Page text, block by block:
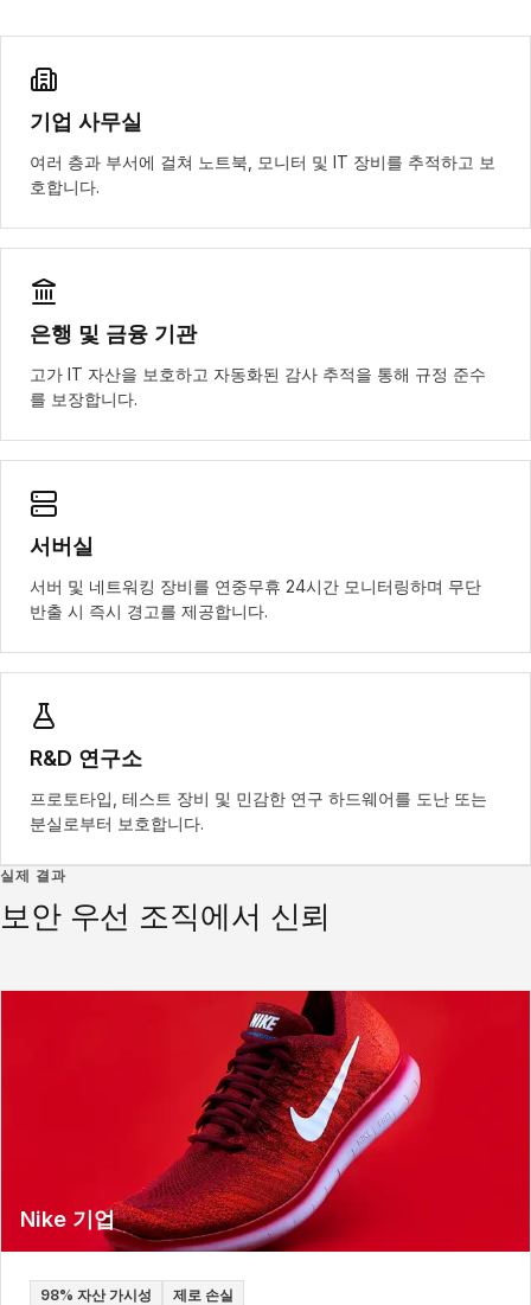
기업 사무실
여러 층과 부서에 걸쳐 노트북, 모니터 및 IT 장비를 추적하고 보
호합니다.
은행 및 금융 기관
고가 IT 자산을 보호하고 자동화된 감사 추적을 통해 규정 준수
를 보장합니다.
서버실
서버 및 네트워킹 장비를 연중무휴 24시간 모니터링하며 무단
반출 시 즉시 경고를 제공합니다.
R&D 연구소
프로토타입, 테스트 장비 및 민감한 연구 하드웨어를 도난 또는
분실로부터 보호합니다.
실제 결과
보안 우선 조직에서 신뢰
Nike 기업
98% 자산 가시성 제로 손실